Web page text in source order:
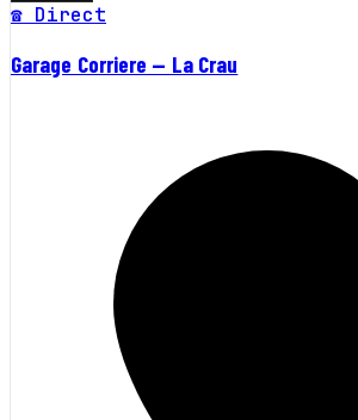
☎ Direct
Garage Corriere — La Crau